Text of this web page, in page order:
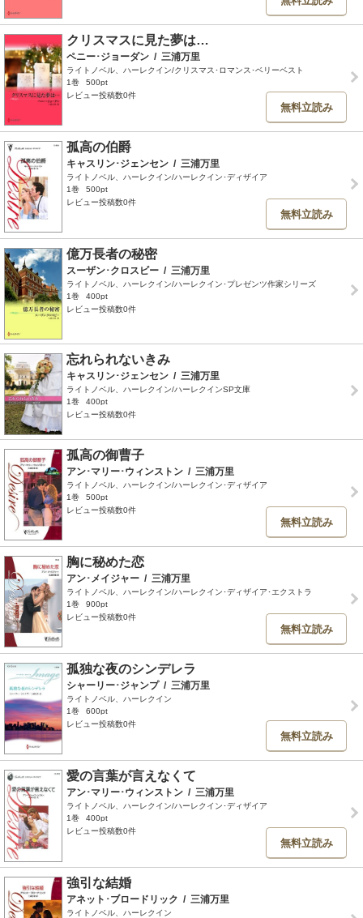
クリスマスに見た夢は…
ペニー･ジョーダン / 三浦万里
ライトノベル、ハーレクイン/クリスマス･ロマンス･ベリーベスト
1巻
500pt
レビュー投稿数0件
無料立読み
孤高の伯爵
キャスリン･ジェンセン / 三浦万里
ライトノベル、ハーレクイン/ハーレクイン･ディザイア
1巻
500pt
レビュー投稿数0件
無料立読み
億万長者の秘密
スーザン･クロスビー / 三浦万里
ライトノベル、ハーレクイン/ハーレクイン･プレゼンツ作家シリーズ
1巻
400pt
レビュー投稿数0件
忘れられないきみ
キャスリン･ジェンセン / 三浦万里
ライトノベル、ハーレクイン/ハーレクインSP文庫
1巻
400pt
レビュー投稿数0件
孤高の御曹子
アン･マリー･ウィンストン / 三浦万里
ライトノベル、ハーレクイン/ハーレクイン･ディザイア
1巻
500pt
レビュー投稿数0件
無料立読み
胸に秘めた恋
アン･メイジャー / 三浦万里
ライトノベル、ハーレクイン/ハーレクイン･ディザイア･エクストラ
1巻
900pt
レビュー投稿数0件
無料立読み
孤独な夜のシンデレラ
シャーリー･ジャンプ / 三浦万里
ライトノベル、ハーレクイン
1巻
600pt
レビュー投稿数0件
無料立読み
愛の言葉が言えなくて
アン･マリー･ウィンストン / 三浦万里
ライトノベル、ハーレクイン/ハーレクイン･ディザイア
1巻
400pt
レビュー投稿数0件
無料立読み
強引な結婚
アネット･ブロードリック / 三浦万里
ライトノベル、ハーレクイン